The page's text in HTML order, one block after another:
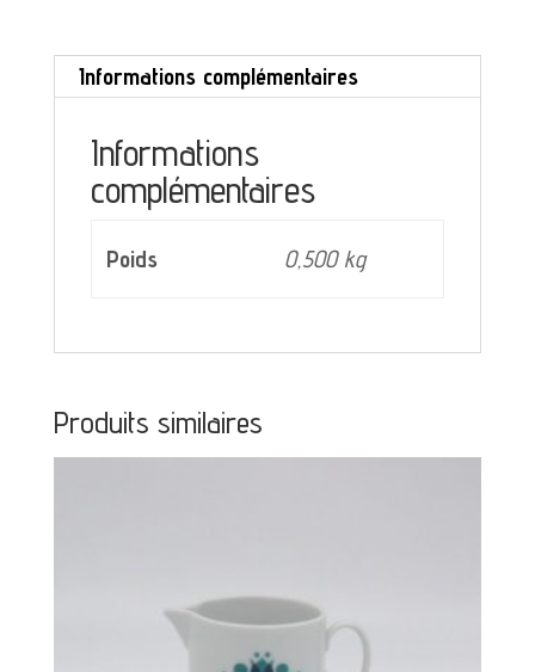
U&C
Sarreguemines
décor
Informations complémentaires
Informations
complémentaires
Poids 0,500 kg
Produits similaires